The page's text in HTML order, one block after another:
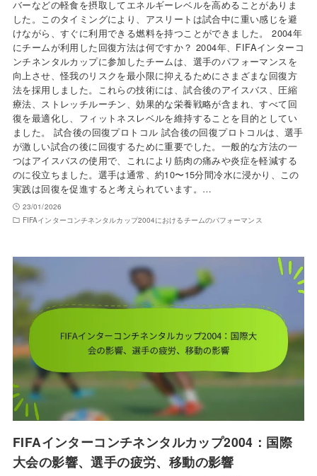
バーなどの軽食を摂取してエネルギーレベルを高めることがありま
した。このタイミングにより、アスリートは試合中に重い感じを避
けながら、すぐに利用できる燃料を持つことができました。 2004年
にチームが利用した回復方法は何ですか？ 2004年、FIFAインターコ
ンチネンタルカップに参加したチームは、選手のパフォーマンスを
向上させ、怪我のリスクを最小限に抑えるためにさまざまな回復方
法を採用しました。これらの技術には、試合後のアイスバス、圧縮
療法、ストレッチルーチン、効果的な栄養戦略が含まれ、すべて回
復を最適化し、フィットネスレベルを維持することを目的としてい
ました。 試合後の回復プロトコル 試合後の回復プロトコルは、選手
が激しい試合の後に回復するために重要でした。一般的な方法の一
つはアイスバスの使用で、これにより筋肉の痛みや炎症を軽減する
のに役立ちました。選手は通常、約10〜15分間冷水に浸かり、この
実践は回復を促進すると考えられています。…
23/01/2026
FIFAインターコンチネンタルカップ2004におけるチームのパフォーマンス
FIFAインターコンチネンタルカップ2004：国際
大会の影響、選手の疲労、移動の影響